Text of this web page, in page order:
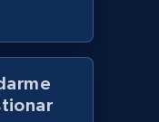
ahora